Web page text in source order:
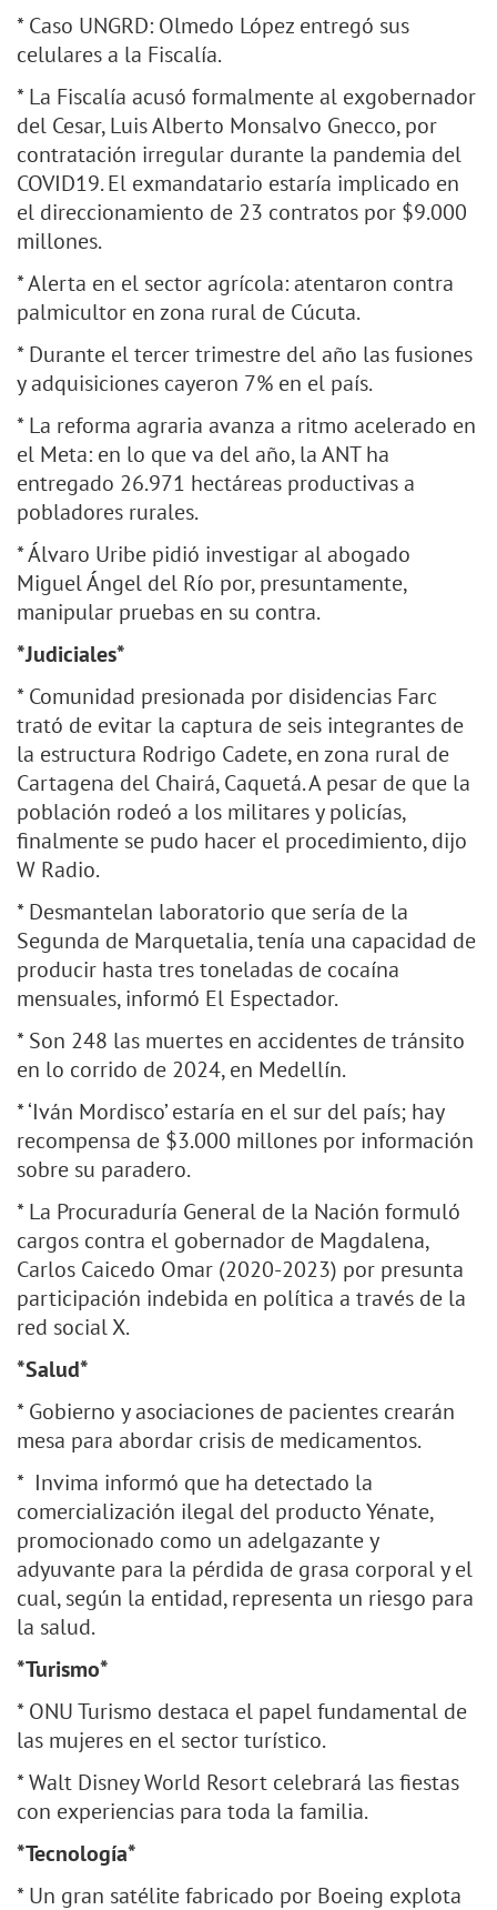
* Caso UNGRD: Olmedo López entregó sus
celulares a la Fiscalía.
* La Fiscalía acusó formalmente al exgobernador
del Cesar, Luis Alberto Monsalvo Gnecco, por
contratación irregular durante la pandemia del
COVID19. El exmandatario estaría implicado en
el direccionamiento de 23 contratos por $9.000
millones.
* Alerta en el sector agrícola: atentaron contra
palmicultor en zona rural de Cúcuta.
* Durante el tercer trimestre del año las fusiones
y adquisiciones cayeron 7% en el país.
* La reforma agraria avanza a ritmo acelerado en
el Meta: en lo que va del año, la ANT ha
entregado 26.971 hectáreas productivas a
pobladores rurales.
* Álvaro Uribe pidió investigar al abogado
Miguel Ángel del Río por, presuntamente,
manipular pruebas en su contra.
*Judiciales*
* Comunidad presionada por disidencias Farc
trató de evitar la captura de seis integrantes de
la estructura Rodrigo Cadete, en zona rural de
Cartagena del Chairá, Caquetá. A pesar de que la
población rodeó a los militares y policías,
finalmente se pudo hacer el procedimiento, dijo
W Radio.
* Desmantelan laboratorio que sería de la
Segunda de Marquetalia, tenía una capacidad de
producir hasta tres toneladas de cocaína
mensuales, informó El Espectador.
* Son 248 las muertes en accidentes de tránsito
en lo corrido de 2024, en Medellín.
* ‘Iván Mordisco’ estaría en el sur del país; hay
recompensa de $3.000 millones por información
sobre su paradero.
* La Procuraduría General de la Nación formuló
cargos contra el gobernador de Magdalena,
Carlos Caicedo Omar (2020-2023) por presunta
participación indebida en política a través de la
red social X.
*Salud*
* Gobierno y asociaciones de pacientes crearán
mesa para abordar crisis de medicamentos.
* Invima informó que ha detectado la
comercialización ilegal del producto Yénate,
promocionado como un adelgazante y
adyuvante para la pérdida de grasa corporal y el
cual, según la entidad, representa un riesgo para
la salud.
*Turismo*
* ONU Turismo destaca el papel fundamental de
las mujeres en el sector turístico.
* Walt Disney World Resort celebrará las fiestas
con experiencias para toda la familia.
*Tecnología*
* Un gran satélite fabricado por Boeing explota